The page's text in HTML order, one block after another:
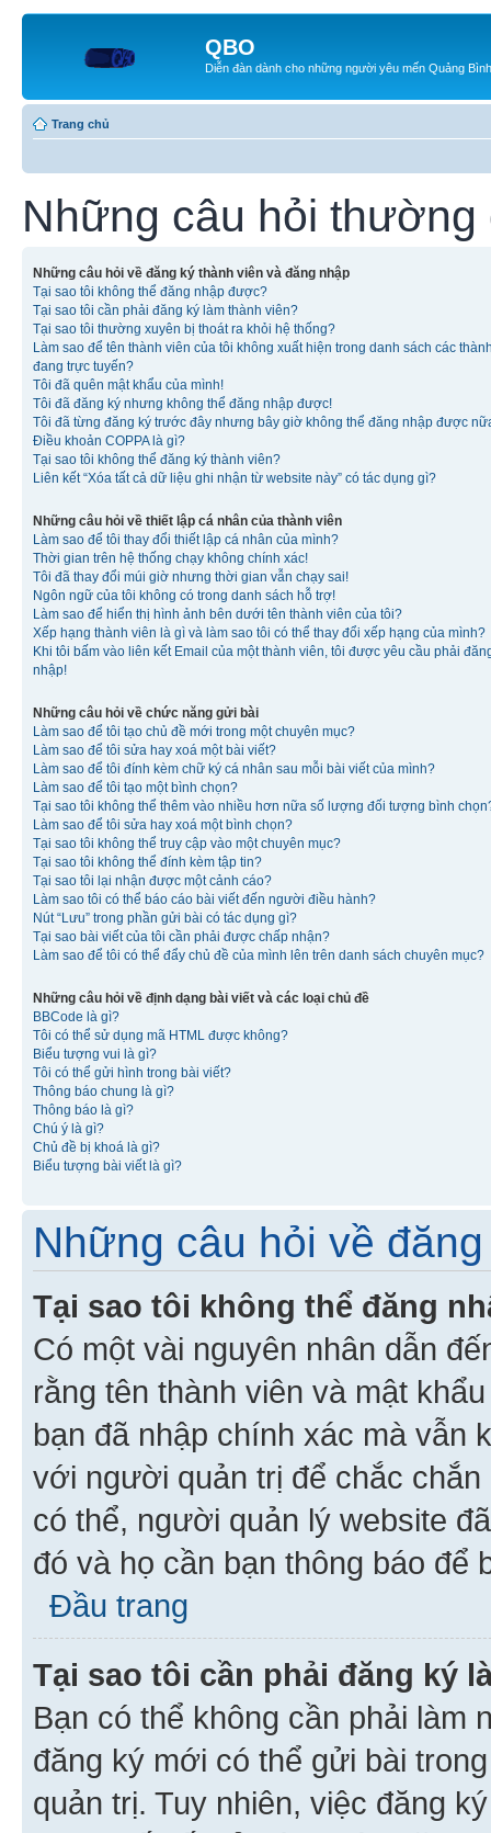
QBO
Diễn đàn dành cho những người yêu mến Quảng Bình
Trang chủ
Những câu hỏi thường
Những câu hỏi về đăng ký thành viên và đăng nhập
Tại sao tôi không thể đăng nhập được?
Tại sao tôi cần phải đăng ký làm thành viên?
Tại sao tôi thường xuyên bị thoát ra khỏi hệ thống?
Làm sao để tên thành viên của tôi không xuất hiện trong danh sách các
đang trực tuyến?
Tôi đã quên mật khẩu của mình!
Tôi đã đăng ký nhưng không thể đăng nhập được!
Tôi đã từng đăng ký trước đây nhưng bây giờ không thể đăng nhập được
Điều khoản COPPA là gì?
Tại sao tôi không thể đăng ký thành viên?
Liên kết “Xóa tất cả dữ liệu ghi nhận từ website này” có tác dụng gì?
Những câu hỏi về thiết lập cá nhân của thành viên
Làm sao để tôi thay đổi thiết lập cá nhân của mình?
Thời gian trên hệ thống chạy không chính xác!
Tôi đã thay đổi múi giờ nhưng thời gian vẫn chạy sai!
Ngôn ngữ của tôi không có trong danh sách hỗ trợ!
Làm sao để hiển thị hình ảnh bên dưới tên thành viên của tôi?
Xếp hạng thành viên là gì và làm sao tôi có thể thay đổi xếp hạng của mình?
Khi tôi bấm vào liên kết Email của một thành viên, tôi được yêu cầu phải
nhập!
Những câu hỏi về chức năng gửi bài
Làm sao để tôi tạo chủ đề mới trong một chuyên mục?
Làm sao để tôi sửa hay xoá một bài viết?
Làm sao để tôi đính kèm chữ ký cá nhân sau mỗi bài viết của mình?
Làm sao để tôi tạo một bình chọn?
Tại sao tôi không thể thêm vào nhiều hơn nữa số lượng đối tượng bình
Làm sao để tôi sửa hay xoá một bình chọn?
Tại sao tôi không thể truy cập vào một chuyên mục?
Tại sao tôi không thể đính kèm tập tin?
Tại sao tôi lại nhận được một cảnh cáo?
Làm sao tôi có thể báo cáo bài viết đến người điều hành?
Nút “Lưu” trong phần gửi bài có tác dụng gì?
Tại sao bài viết của tôi cần phải được chấp nhận?
Làm sao để tôi có thể đẩy chủ đề của mình lên trên danh sách chuyên mục?
Những câu hỏi về định dạng bài viết và các loại chủ đề
BBCode là gì?
Tôi có thể sử dụng mã HTML được không?
Biểu tượng vui là gì?
Tôi có thể gửi hình trong bài viết?
Thông báo chung là gì?
Thông báo là gì?
Chú ý là gì?
Chủ đề bị khoá là gì?
Biểu tượng bài viết là gì?
Những câu hỏi về
Tại sao tôi không thể đăng
Có một vài nguyên nhân dẫn
rằng tên thành viên và mật
bạn đã nhập chính xác mà vẫn
với người quản trị để chắc
có thể, người quản lý website
đó và họ cần bạn thông báo để
Đầu trang
Tại sao tôi cần phải đăng ký
Bạn có thể không cần phải làm
đăng ký mới có thể gửi bài
quản trị. Tuy nhiên, việc đăng